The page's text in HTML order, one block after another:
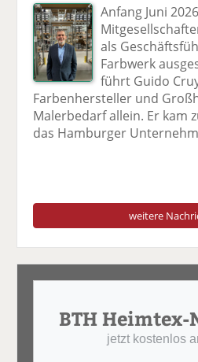
Anfang Juni
als
Farbwerk
führt Guido
Farbenhersteller und
Malerbedarf allein. Er kam
das Hamburger
weitere
BTH
jetzt kostenlos